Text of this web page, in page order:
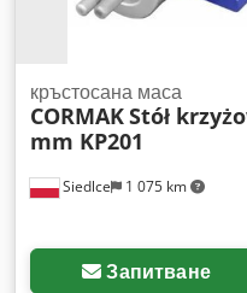
Siedlce 1 075 km
кръстосана маса
CORMAKStół
mm KP201
Запитване